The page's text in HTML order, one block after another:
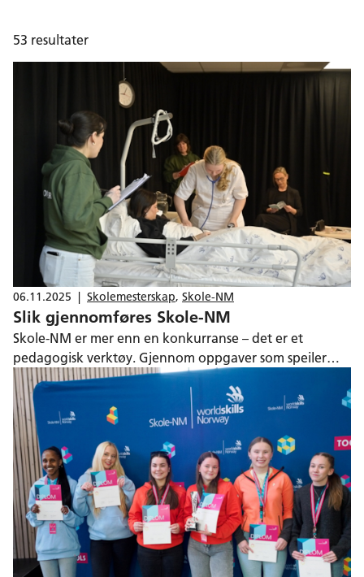
53 resultater
06.11.2025 | Skolemesterskap, Skole-NM
Slik gjennomføres Skole-NM
Skole-NM er mer enn en konkurranse – det er et
pedagogisk verktøy. Gjennom oppgaver som speiler
praksis i arbeidslivet får elevene realistisk trening i
kompetansemålene i læreplanen. Vurderer ditt fylke å
bli arrangør? Her får du oversikt over hva som kreves.